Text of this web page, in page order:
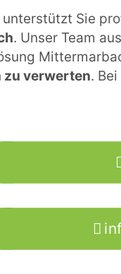
Sie
. Unser Team aus
zu verwerten.